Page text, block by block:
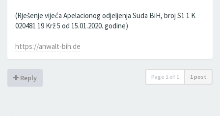
(Rješenje vijeća Apelacionog odjeljenja Suda BiH, broj S1 1 K
020481 19 Krž 5 od 15.01.2020. godine)
https://anwalt-bih.de
Reply Page 1 of 1 1 post